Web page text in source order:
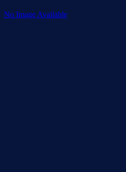
No Image Available